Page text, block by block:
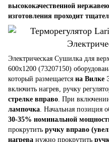
высококачественной
изготовления проходит
Электрическая Сушилка для
600x1200 (73207150)
который размещается на Вилке
включить нагрев, ручку
стрелке вправо . При
лампочка . Начальная позиция
30-35% номинальной
прокрутить ручку вправо
нагрева нужно прокрутить